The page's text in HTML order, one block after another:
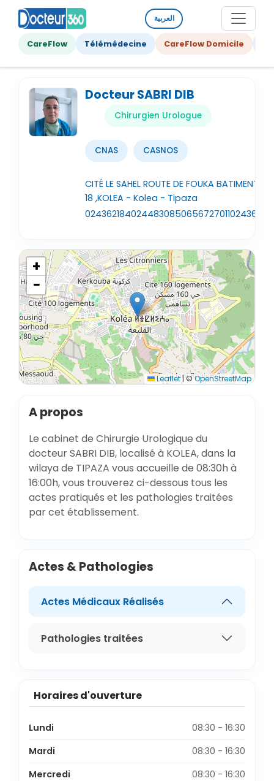
العربية
CareFlow Télémédecine CareFlow Domicile
Docteur SABRI DIB
Chirurgien Urologue
CNAS CASNOS
CITÉ LE SAHEL ROUTE DE FOUKA BATIMENT A
18 ,KOLEA - Kolea - Tipaza
0243621840244830850656727011024362183
+
−
Leaflet|©OpenStreetMap
A propos
Le cabinet de Chirurgie Urologique du
docteur SABRI DIB, localisé à KOLEA, dans la
wilaya de TIPAZA vous accueille de 08:30h à
16:00h, vous trouverez ci-dessous tous les
actes pratiqués et les pathologies traitées
par cet établissement.
Actes & Pathologies
Actes Médicaux Réalisés
Pathologies traitées
Horaires d'ouverture
Lundi
08:30 - 16:30
Mardi
08:30 - 16:30
Mercredi
08:30 - 16:30